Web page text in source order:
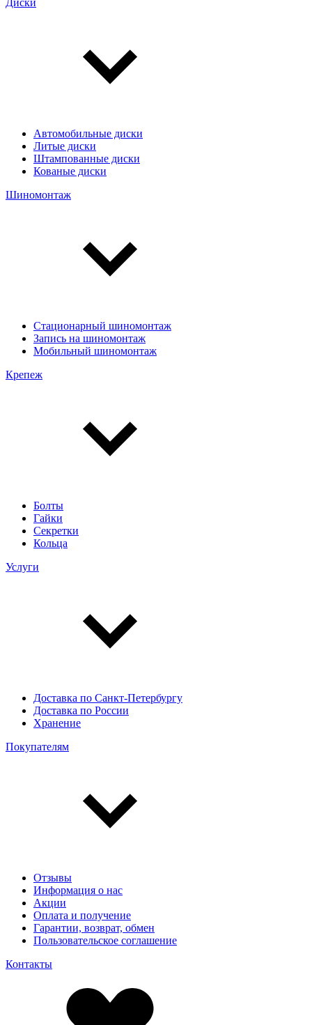
Диски
Автомобильные диски
Литые диски
Штампованные диски
Кованые диски
Шиномонтаж
Стационарный шиномонтаж
Запись на шиномонтаж
Мобильный шиномонтаж
Крепеж
Болты
Гайки
Секретки
Кольца
Услуги
Доставка по Санкт-Петербургу
Доставка по России
Хранение
Покупателям
Отзывы
Информация о нас
Акции
Оплата и получение
Гарантии, возврат, обмен
Пользовательское соглашение
Контакты